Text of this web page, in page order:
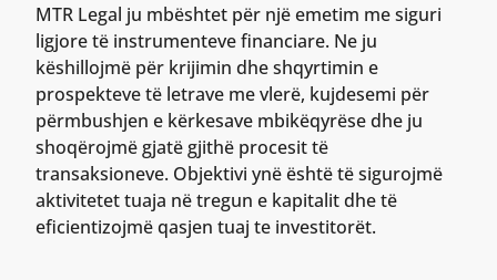
MTR Legal ju mbështet për një emetim me siguri
ligjore të instrumenteve financiare. Ne ju
këshillojmë për krijimin dhe shqyrtimin e
prospekteve të letrave me vlerë, kujdesemi për
përmbushjen e kërkesave mbikëqyrëse dhe ju
shoqërojmë gjatë gjithë procesit të
transaksioneve. Objektivi ynë është të sigurojmë
aktivitetet tuaja në tregun e kapitalit dhe të
eficientizojmë qasjen tuaj te investitorët.